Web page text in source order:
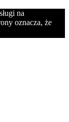
na
oznacza, że